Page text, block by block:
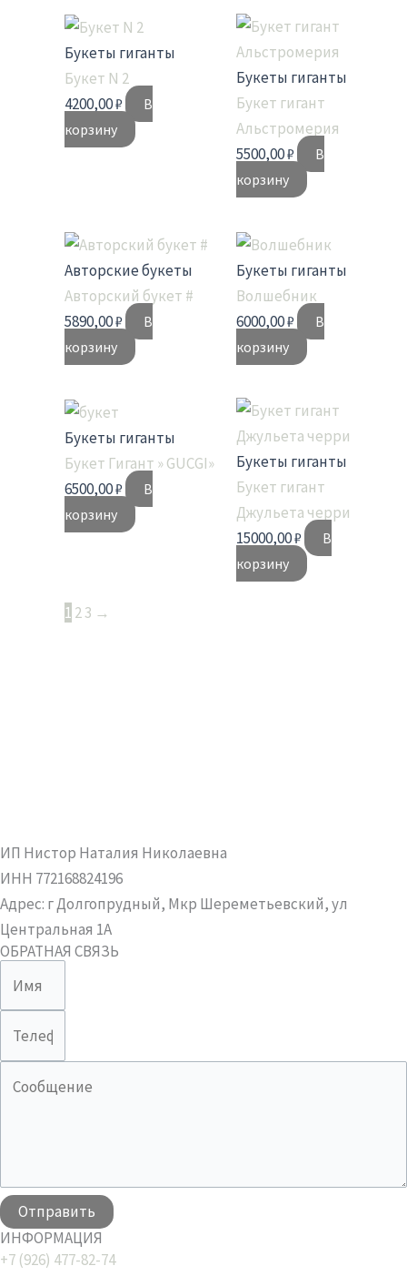
Букеты гиганты
Букет N 2
4200,00₽
В
корзину
Букеты гиганты
Букет гигант
Альстромерия
5500,00₽
В
корзину
Авторские букеты
Авторский букет #
5890,00₽
В
корзину
Букеты гиганты
Волшебник
6000,00₽
В
корзину
Букеты гиганты
Букет Гигант » GUCGI»
6500,00₽
В
корзину
Букеты гиганты
Букет гигант
Джульета черри
15000,00₽
В
корзину
1 23 →
ИП Нистор Наталия Николаевна
ИНН 772168824196
Адрес: г Долгопрудный, Мкр Шереметьевский, ул
Центральная 1А
ОБРАТНАЯ СВЯЗЬ
Отправить
ИНФОРМАЦИЯ
+7 (926) 477-82-74